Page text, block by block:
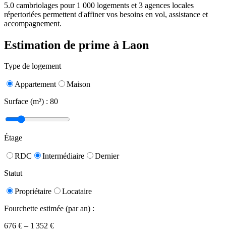
5.0 cambriolages pour 1 000 logements et 3 agences locales
répertoriées permettent d'affiner vos besoins en vol, assistance et
accompagnement.
Estimation de prime à Laon
Type de logement
Appartement
Maison
Surface (m²) : 80
Étage
RDC Intermédiaire
Dernier
Statut
Propriétaire
Locataire
Fourchette estimée (par an) :
676 € – 1 352 €